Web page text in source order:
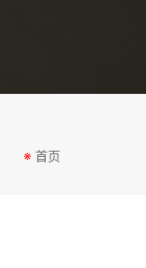
※ 首页